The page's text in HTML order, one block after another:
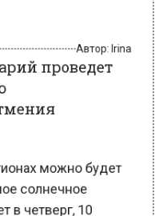
можно будет
солнечное
в четверг, 10
ИА REGNUMсо